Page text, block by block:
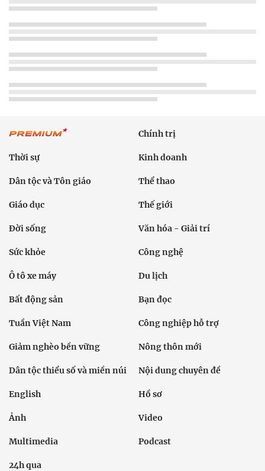
Chính trị
Thời sự Kinh doanh
Dân tộc và Tôn giáo Thể thao
Giáo dục Thế giới
Đời sống Văn hóa - Giải trí
Sức khỏe Công nghệ
Ô tô xe máy Du lịch
Bất động sản Bạn đọc
Tuần Việt Nam Công nghiệp hỗ trợ
Giảm nghèo bền vững Nông thôn mới
Dân tộc thiểu số và miền núi Nội dung chuyên đề
English Hồ sơ
Ảnh Video
Multimedia Podcast
24h qua